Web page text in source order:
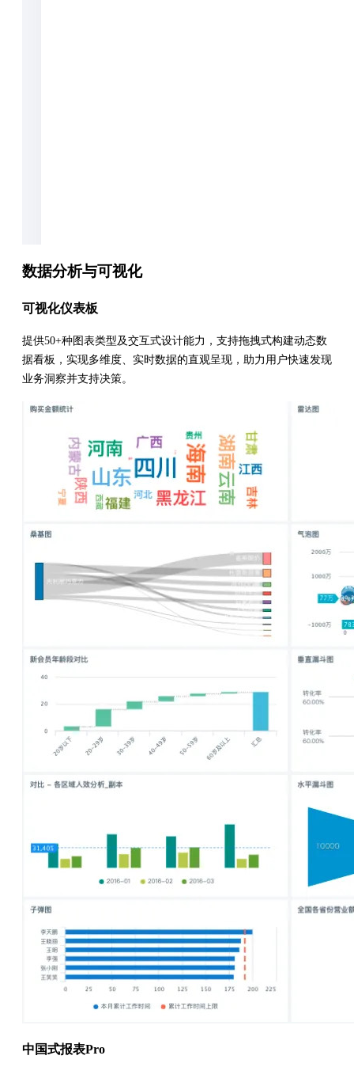
数据分析与可视化
可视化仪表板
提供50+种图表类型及交互式设计能力，支持拖拽式构建动态数
据看板，实现多维度、实时数据的直观呈现，助力用户快速发现
业务洞察并支持决策。
中国式报表Pro